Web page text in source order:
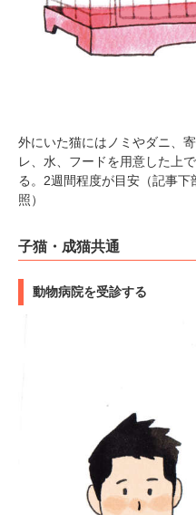
外にいた猫にはノミやダニ、
レ、水、フードを用意した上
る。2週間程度が目安（記事
照）
子猫・成猫共通
動物病院を受診する